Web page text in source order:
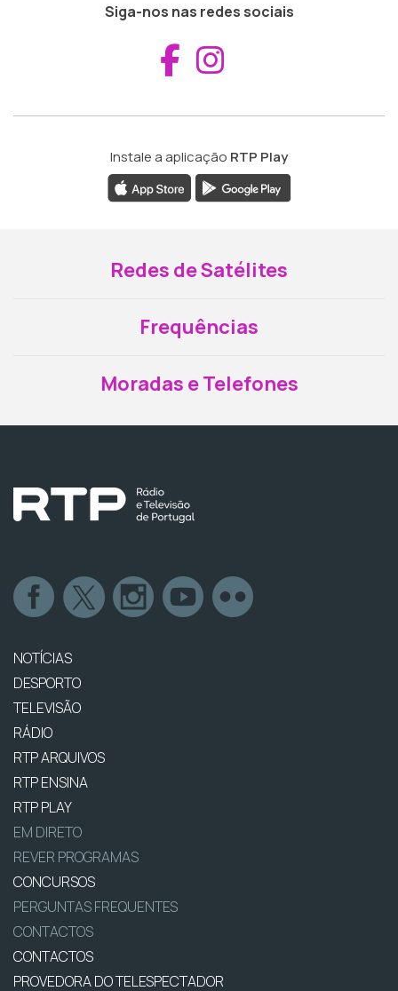
Siga-nos nas redes sociais
Aceder ao
Instale a aplicação RTP Play
Redes de Satélites
Frequências
Moradas e Telefones
NOTÍCIAS
DESPORTO
TELEVISÃO
RÁDIO
RTP ARQUIVOS
RTP ENSINA
RTP PLAY
EM DIRETO
REVER PROGRAMAS
CONCURSOS
PERGUNTAS FREQUENTES
CONTACTOS
CONTACTOS
PROVEDORA DO TELESPECTADOR